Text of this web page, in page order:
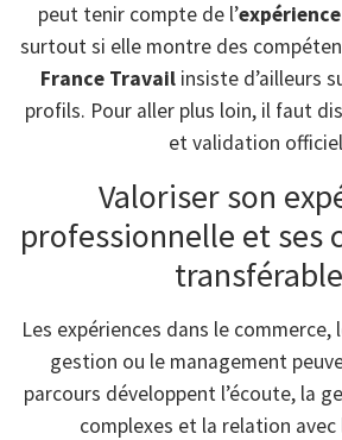
peut tenir compte de l’
surtout si elle montre des
France Travailinsiste d’ailleurs
profils. Pour aller plus loin, il faut
et validation
Valoriser son
professionnelle et ses
Les expériences dans le commerce,
gestion ou le management
parcours développent l’écoute, la
complexes et la relation avec